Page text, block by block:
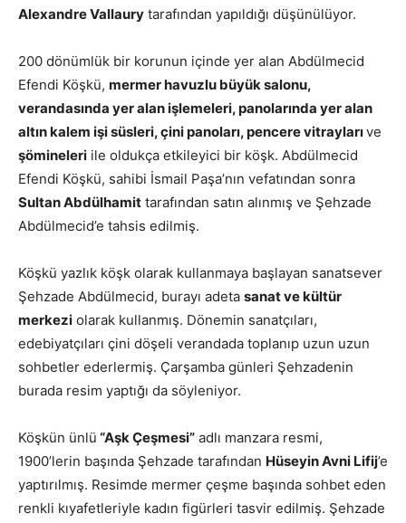
Alexandre Vallaury tarafından yapıldığı düşünülüyor.
200 dönümlük bir korunun içinde yer alan Abdülmecid
Efendi Köşkü, mermer havuzlu büyük salonu,
verandasında yer alan işlemeleri, panolarında yer alan
altın kalem işi süsleri, çini panoları, pencere vitraylarıve
şömineleri ile oldukça etkileyici bir köşk. Abdülmecid
Efendi Köşkü, sahibi İsmail Paşa’nın vefatından sonra
Sultan Abdülhamit tarafından satın alınmış ve Şehzade
Abdülmecid’e tahsis edilmiş.
Köşkü yazlık köşk olarak kullanmaya başlayan sanatsever
Şehzade Abdülmecid, burayı adeta sanat ve kültür
merkezi olarak kullanmış. Dönemin sanatçıları,
edebiyatçıları çini döşeli verandada toplanıp uzun uzun
sohbetler ederlermiş. Çarşamba günleri Şehzadenin
burada resim yaptığı da söyleniyor.
Köşkün ünlü “Aşk Çeşmesi” adlı manzara resmi,
1900’lerin başında Şehzade tarafından Hüseyin Avni Lifij’e
yaptırılmış. Resimde mermer çeşme başında sohbet eden
renkli kıyafetleriyle kadın figürleri tasvir edilmiş. Şehzade